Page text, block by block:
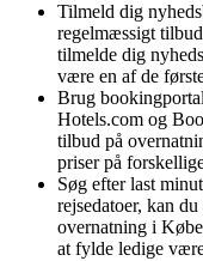
Tilmeld dig
regelmæssigt
tilmelde dig
være en af de
Brug
Hotels.com og
tilbud på
priser på
Søg efter last
rejsedatoer, kan
overnatning i
at fylde ledige